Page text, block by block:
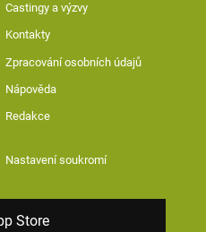
Castingy a výzvy
Kontakty
Zpracování osobních údajů
Nápověda
Redakce
Nastavení soukromí
Store